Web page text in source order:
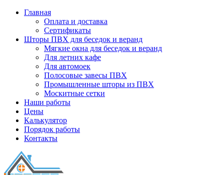
Главная
Оплата и доставка
Сертификаты
Шторы ПВХ для беседок и веранд
Мягкие окна для беседок и веранд
Для летних кафе
Для автомоек
Полосовые завесы ПВХ
Промышленные шторы из ПВХ
Москитные сетки
Наши работы
Цены
Калькулятор
Порядок работы
Контакты